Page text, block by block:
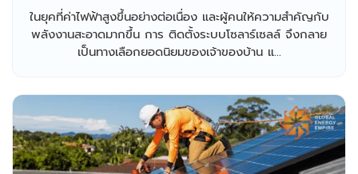
ในยุคที่ค่าไฟฟ้าสูงขึ้นอย่างต่อเนื่อง และผู้คนให้ความสำคัญกับ
พลังงานสะอาดมากขึ้น การ ติดตั้งระบบโซลาร์เซลล์ จึงกลาย
เป็นทางเลือกยอดนิยมของเจ้าของบ้าน แ...